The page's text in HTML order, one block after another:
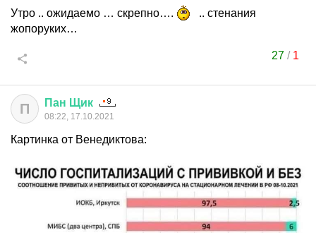
Утро .. ожидаемо … скрепно….
.. стенания
жопоруких…
27 / 1
П Пан Щик
08:22, 17.10.2021
Картинка от Венедиктова: